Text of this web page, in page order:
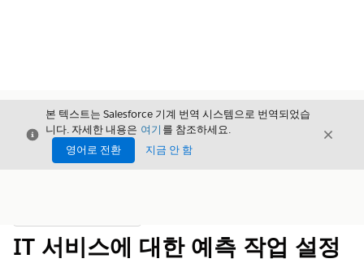
닫기
본 텍스트는 Salesforce 기계 번역 시스템으로 번역되었습
니다. 자세한 내용은 여기 를 참조하세요.
영어로 전환
지금 안 함
닫기
IT 서비스에 대한 예측 작업 설정